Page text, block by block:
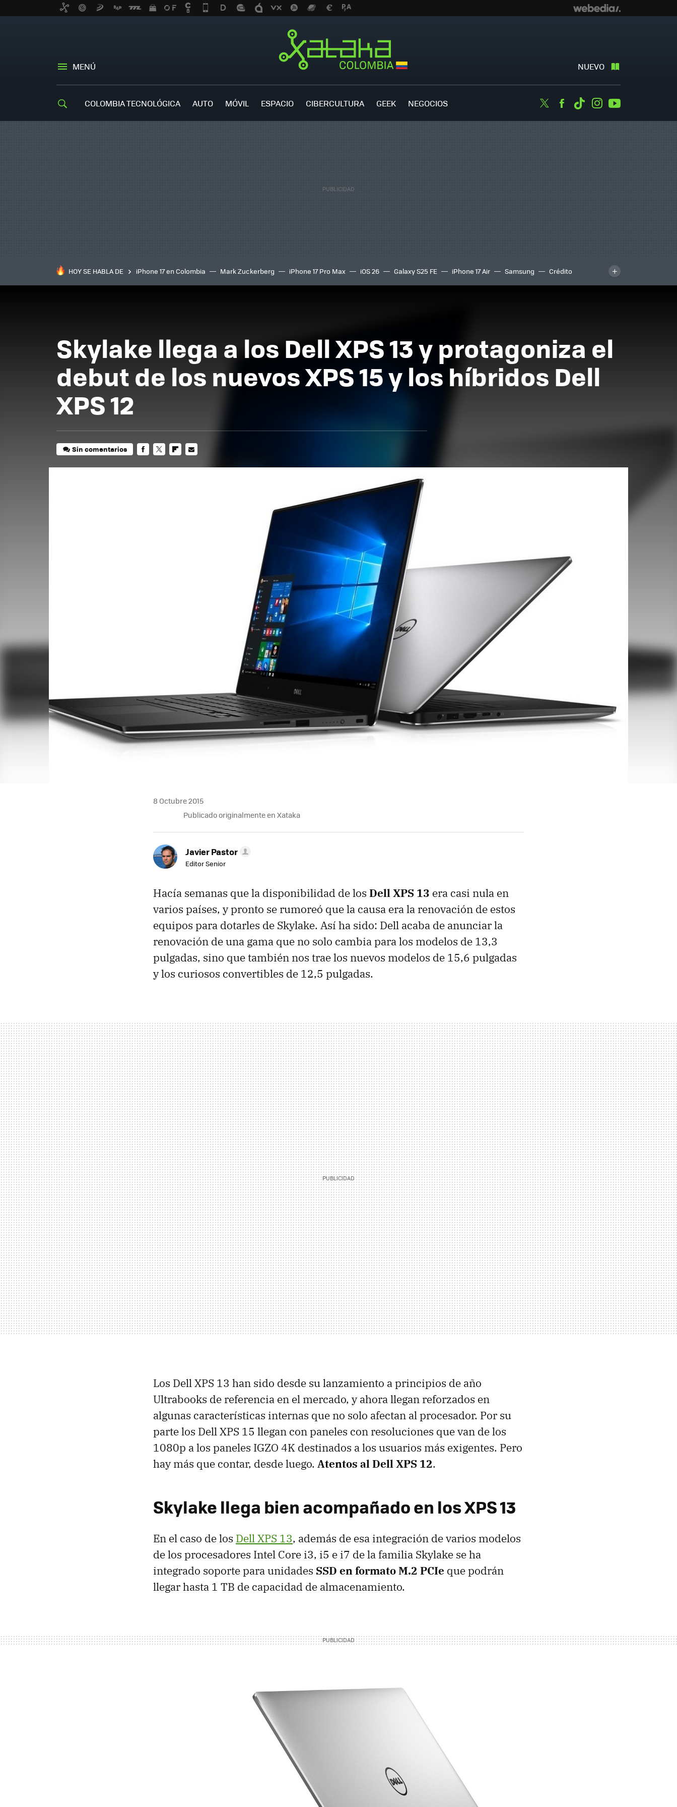
MENÚ NUEVO
COLOMBIA TECNOLÓGICA AUTO MÓVIL ESPACIO CIBERCULTURA GEEK NEGOCIOS TwitterFacebook
TiktokInstagram
HOY SE HABLA DE iPhone 17 en Colombia Mark Zuckerberg iPhone 17 Pro Max iOS 26 Galaxy S25 FE iPhone 17 Air Samsung
Crédito
inteligente
IA TCL C8K
Skylake llega a los Dell XPS 13 y protagoniza el
debut de los nuevos XPS 15 y los híbridos Dell
XPS 12
Sin comentarios
8 Octubre 2015
Publicado originalmente en Xataka
Javier Pastor
Editor Senior
Hacía semanas que la disponibilidad de los Dell XPS 13 era casi nula en
varios países, y pronto se rumoreó que la causa era la renovación de estos
equipos para dotarles de Skylake. Así ha sido: Dell acaba de anunciar la
renovación de una gama que no solo cambia para los modelos de 13,3
pulgadas, sino que también nos trae los nuevos modelos de 15,6 pulgadas
y los curiosos convertibles de 12,5 pulgadas.
Los Dell XPS 13 han sido desde su lanzamiento a principios de año
Ultrabooks de referencia en el mercado, y ahora llegan reforzados en
algunas características internas que no solo afectan al procesador. Por su
parte los Dell XPS 15 llegan con paneles con resoluciones que van de los
1080p a los paneles IGZO 4K destinados a los usuarios más exigentes. Pero
hay más que contar, desde luego. Atentos al Dell XPS 12.
Skylake llega bien acompañado en los XPS 13
En el caso de los Dell XPS 13, además de esa integración de varios modelos
de los procesadores Intel Core i3, i5 e i7 de la familia Skylake se ha
integrado soporte para unidades SSD en formato M.2 PCIe que podrán
llegar hasta 1 TB de capacidad de almacenamiento.